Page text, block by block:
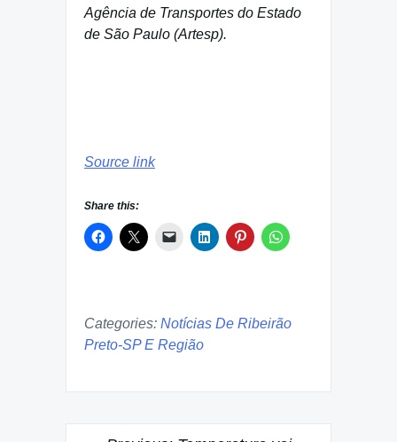
Agência de Transportes do Estado
de São Paulo (Artesp).
Source link
Share this:
Categories: Notícias De Ribeirão
Preto-SP E Região